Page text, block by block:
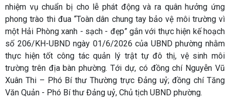
nhiệm vụ chuẩn bị cho lễ phát động và ra quân hưởng ứng
phong trào thi đua “Toàn dân chung tay bảo vệ môi trường vì
một Hải Phòng xanh - sạch - đẹp” gắn với thực hiện kế hoạch
số 206/KH-UBND ngày 01/6/2026 của UBND phường nhằm
thực hiện tốt công tác quản lý trật tự đô thị, vệ sinh môi
trường trên địa bàn phường. Tới dự, có đồng chí Nguyễn Vũ
Xuân Thi – Phó Bí thư Thường trực Đảng uỷ; đồng chí Tăng
Văn Quản - Phó Bí thư Đảng uỷ, Chủ tịch UBND phường.